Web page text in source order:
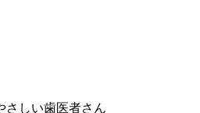
さしい歯医者さん